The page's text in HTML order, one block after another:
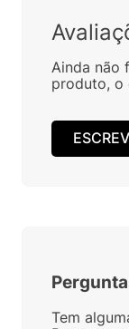
Ainda não
produto, o
Tem